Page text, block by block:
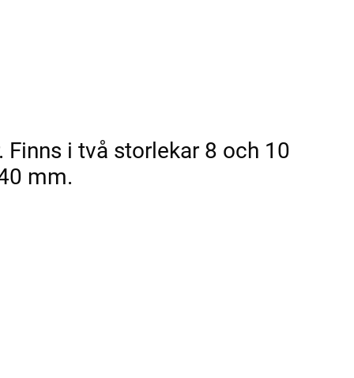
i två storlekar 8 och 10
mm.